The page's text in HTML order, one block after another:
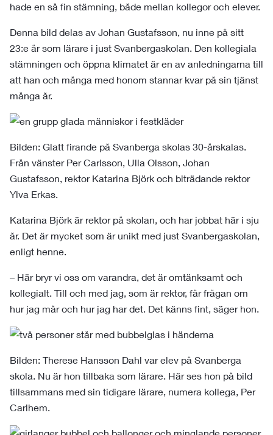
hade en så fin stämning, både mellan kollegor och elever.
Denna bild delas av Johan Gustafsson, nu inne på sitt
23:e år som lärare i just Svanbergaskolan. Den kollegiala
stämningen och öppna klimatet är en av anledningarna till
att han och många med honom stannar kvar på sin tjänst
många år.
Bilden: Glatt firande på Svanberga skolas 30-årskalas.
Från vänster Per Carlsson, Ulla Olsson, Johan
Gustafsson, rektor Katarina Björk och biträdande rektor
Ylva Erkas.
Katarina Björk är rektor på skolan, och har jobbat här i sju
år. Det är mycket som är unikt med just Svanbergaskolan,
enligt henne.
– Här bryr vi oss om varandra, det är omtänksamt och
kollegialt. Till och med jag, som är rektor, får frågan om
hur jag mår och hur jag har det. Det känns fint, säger hon.
Bilden: Therese Hansson Dahl var elev på Svanberga
skola. Nu är hon tillbaka som lärare. Här ses hon på bild
tillsammans med sin tidigare lärare, numera kollega, Per
Carlhem.